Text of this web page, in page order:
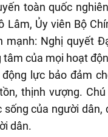
toàn quốc
Ủy viên Bộ
mạnh: Nghị quyết
của mọi hoạt
lực bảo đảm
thịnh vượng.
của người dân,
dân.